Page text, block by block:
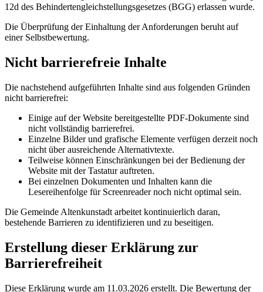
12d des Behindertengleichstellungsgesetzes (BGG) erlassen wurde.
Die Überprüfung der Einhaltung der Anforderungen beruht auf
einer Selbstbewertung.
Nicht barrierefreie Inhalte
Die nachstehend aufgeführten Inhalte sind aus folgenden Gründen
nicht barrierefrei:
Einige auf der Website bereitgestellte PDF-Dokumente sind
nicht vollständig barrierefrei.
Einzelne Bilder und grafische Elemente verfügen derzeit noch
nicht über ausreichende Alternativtexte.
Teilweise können Einschränkungen bei der Bedienung der
Website mit der Tastatur auftreten.
Bei einzelnen Dokumenten und Inhalten kann die
Lesereihenfolge für Screenreader noch nicht optimal sein.
Die Gemeinde Altenkunstadt arbeitet kontinuierlich daran,
bestehende Barrieren zu identifizieren und zu beseitigen.
Erstellung dieser Erklärung zur
Barrierefreiheit
Diese Erklärung wurde am 11.03.2026 erstellt. Die Bewertung der